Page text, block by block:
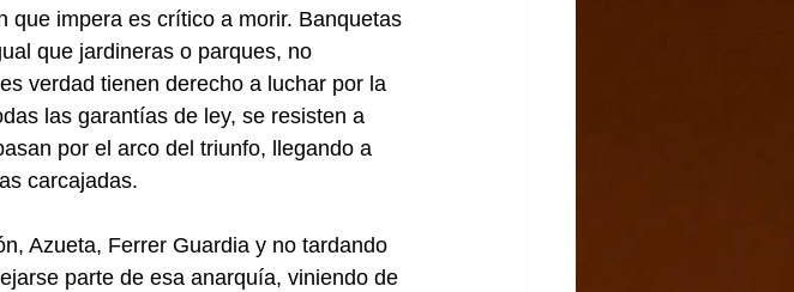
que impera es crítico a morir. Banquetas
que jardineras o parques, no
verdad tienen derecho a luchar por la
las garantías de ley, se resisten a
por el arco del triunfo, llegando a
carcajadas.
Azueta, Ferrer Guardia y no tardando
parte de esa anarquía, viniendo de